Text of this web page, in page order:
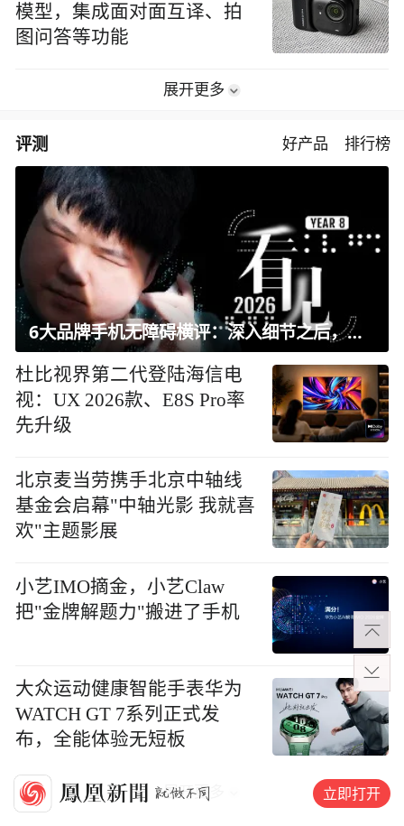
模型，集成面对面互译、拍
图问答等功能
展开更多
评测 好产品 排行榜
6大品牌手机无障碍横评：深入细节之后，似乎只有苹果能挺住？｜ 看见2026
杜比视界第二代登陆海信电
视：UX 2026款、E8S Pro率
先升级
北京麦当劳携手北京中轴线
基金会启幕"中轴光影 我就喜
欢"主题影展
小艺IMO摘金，小艺Claw
把"金牌解题力"搬进了手机
大众运动健康智能手表华为
WATCH GT 7系列正式发
布，全能体验无短板
展开更多 立即打开